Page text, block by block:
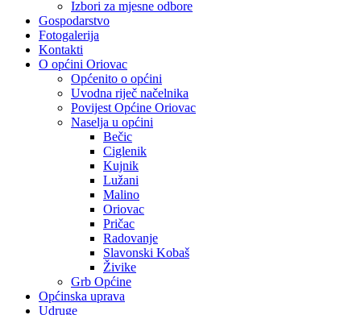
Izbori za mjesne odbore
Gospodarstvo
Fotogalerija
Kontakti
O općini Oriovac
Općenito o općini
Uvodna riječ načelnika
Povijest Općine Oriovac
Naselja u općini
Bečic
Ciglenik
Kujnik
Lužani
Malino
Oriovac
Pričac
Radovanje
Slavonski Kobaš
Živike
Grb Općine
Općinska uprava
Udruge